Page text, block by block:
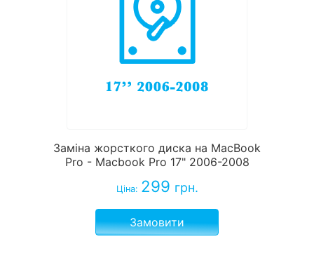
Заміна жорсткого диска на MacBook
Pro - Macbook Pro 17" 2006-2008
Ціна: 299 грн.
Замовити